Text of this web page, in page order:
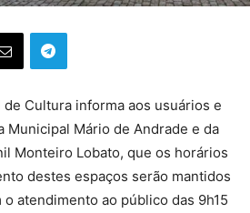
Cultura informa aos usuários e
Municipal Mário de Andrade e da
Monteiro Lobato, que os horários
destes espaços serão mantidos
atendimento ao público das 9h15